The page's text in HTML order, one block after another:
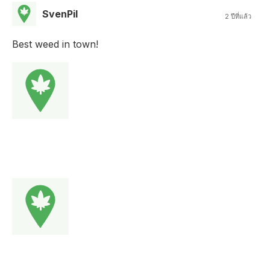
SvenPil 2 ปีที่แล้ว
Best weed in town!